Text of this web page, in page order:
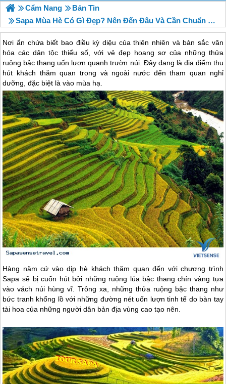
Cẩm Nang
Bản Tin
Sapa Mùa Hè Có Gì Đẹp? Nên Đến Đâu Và Cần Chuẩn Bị Những Gì?
Nơi ẩn chứa biết bao điều kỳ diệu của thiên nhiên và bản sắc văn
hóa các dân tộc thiểu số, với vẻ đẹp hoang sơ của những thửa
ruộng bậc thang uốn lượn quanh trườn núi. Đây đang là địa điểm thu
hút khách thăm quan trong và ngoài nước đến tham quan nghỉ
dưỡng, đặc biệt là vào mùa hạ.
Hàng năm cứ vào dịp hè khách thăm quan đến với chương trình
Sapa sẽ bị cuốn hút bởi những ruộng lúa bậc thang chín vàng tựa
vào vách núi hùng vĩ. Trông xa, những thửa ruộng bậc thang như
bức tranh khổng lồ với những đường nét uốn lượn tinh tế do bàn tay
tài hoa của những người dân bản địa vùng cao tạo nên.